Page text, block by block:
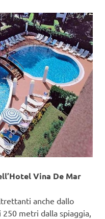
Vina De Mar
anche dallo
metri dalla spiaggia,